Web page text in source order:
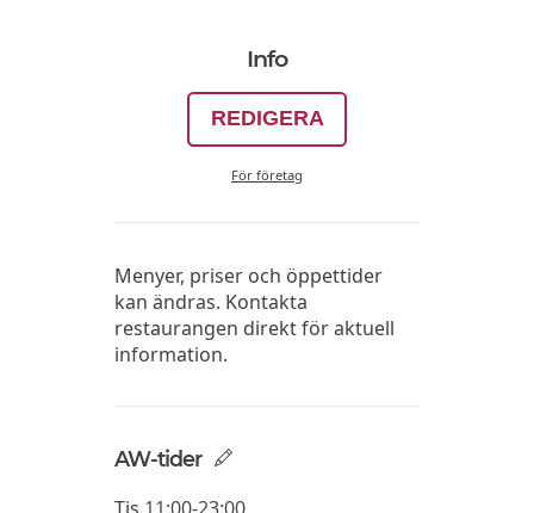
Info
REDIGERA
För företag
Menyer, priser och öppettider
kan ändras. Kontakta
restaurangen direkt för aktuell
information.
AW-tider